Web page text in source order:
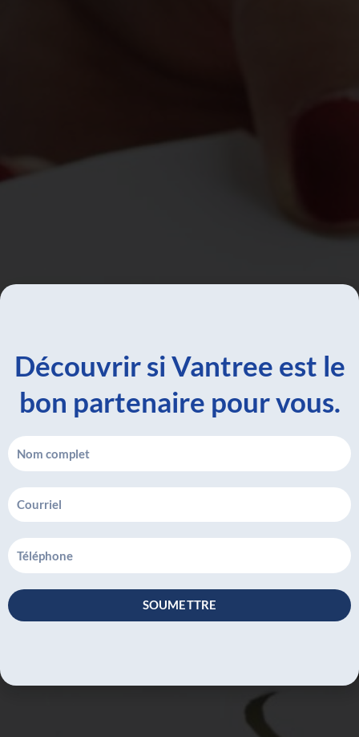
Découvrir si Vantree est le
bon partenaire pour vous.
Name
Email
Number
SOUMETTRE